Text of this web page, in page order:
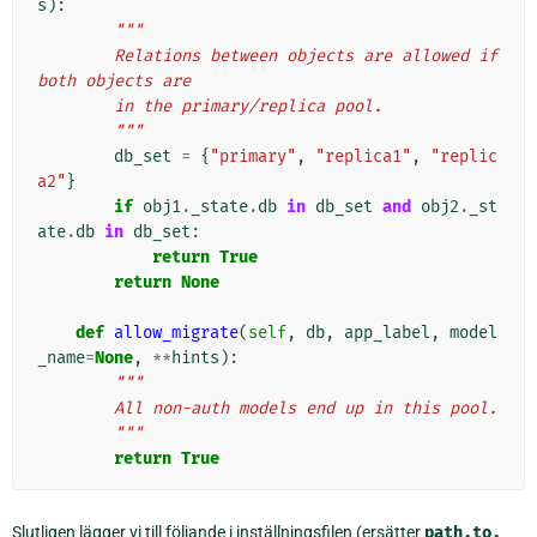
s ):
"""
both objects are
        in the primary/replica pool.
        """
db_set = { "primary" , "replica1" ,
"replic
a2" }
if obj1. _state.db in db_set and obj2 .
_st
ate.db in db_set :
return True
return None
def allow_migrate(self, db, app_label , model
_name=None, **hints ):
"""
        All non-auth models end up in this pool.
        """
return True
Slutligen lägger vi till följande i inställningsfilen (ersätter path.to.